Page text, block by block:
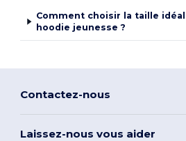
Comment choisir la taille
hoodie jeunesse ?
Contactez-nous
Laissez-nous vous aider